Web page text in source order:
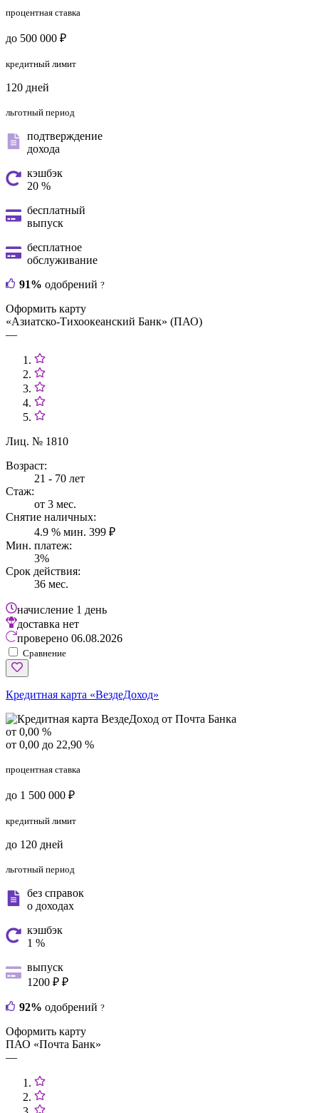
процентная ставка
до 500 000 ₽
кредитный лимит
120 дней
льготный период
подтверждение
дохода
кэшбэк
20 %
бесплатный
выпуск
бесплатное
обслуживание
91% одобрений ?
Оформить карту
«Азиатско-Тихоокеанский Банк» (ПАО)
—
Лиц. № 1810
Возраст:
21 - 70 лет
Стаж:
от 3 мес.
Снятие наличных:
4.9 % мин. 399 ₽
Мин. платеж:
3%
Срок действия:
36 мес.
начисление 1 день
доставка нет
проверено 06.08.2026
Сравнение
Кредитная карта «ВездеДоход»
от 0,00 %
от 0,00 до 22,90 %
процентная ставка
до 1 500 000 ₽
кредитный лимит
до 120 дней
льготный период
без справок
о доходах
кэшбэк
1 %
выпуск
1200 ₽ ₽
92% одобрений ?
Оформить карту
ПАО «Почта Банк»
—